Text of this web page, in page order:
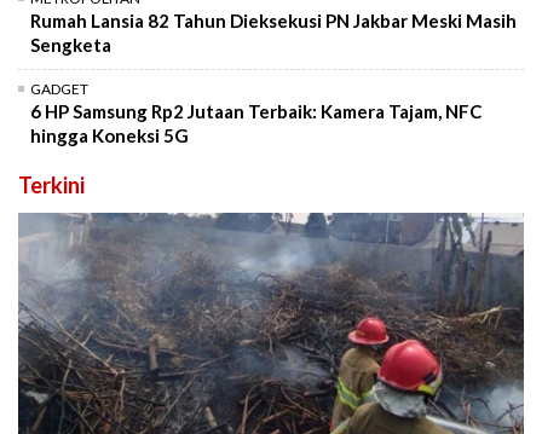
Rumah Lansia 82 Tahun Dieksekusi PN Jakbar Meski Masih
Sengketa
GADGET
6 HP Samsung Rp2 Jutaan Terbaik: Kamera Tajam, NFC
hingga Koneksi 5G
Terkini